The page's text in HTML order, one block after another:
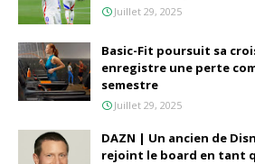
Juillet 29, 2025
Basic-Fit poursuit sa
enregistre une perte
semestre
Juillet 29, 2025
DAZN | Un ancien de
rejoint le board en tant